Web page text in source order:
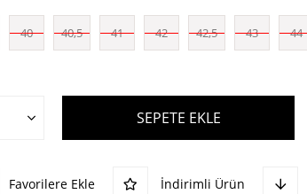
40 40,5 41 42 42,5 43 44
Favorilere Ekle İndirimli Ürün